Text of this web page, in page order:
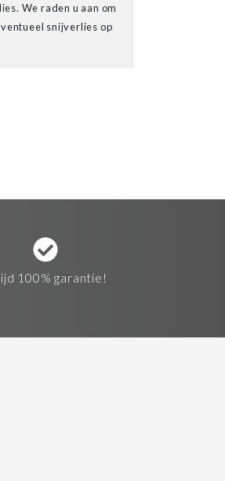
We raden u aan om
snijverlies op
100% garantie!